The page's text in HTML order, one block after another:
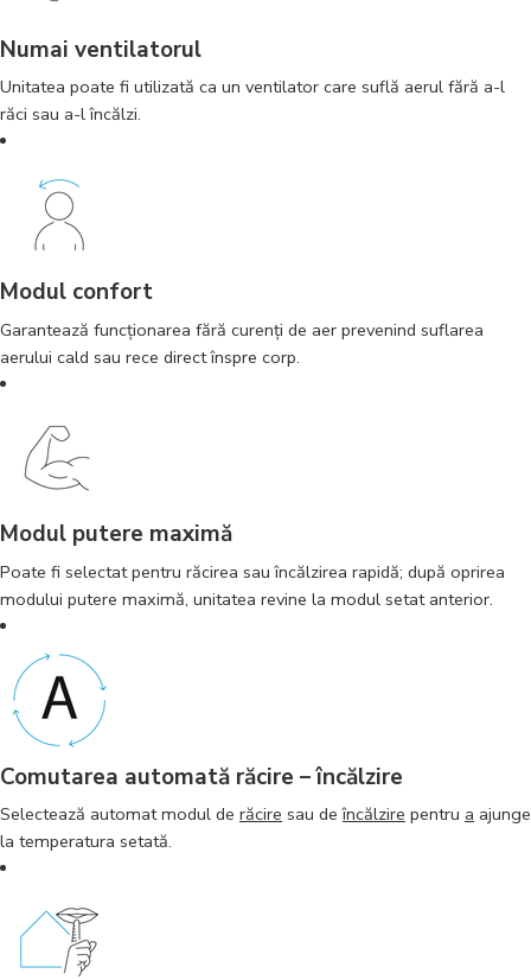
Numai ventilatorul
Unitatea poate fi utilizată ca un ventilator care suflă aerul fără a-l
răci sau a-l încălzi.
Modul confort
Garantează funcţionarea fără curenţi de aer prevenind suflarea
aerului cald sau rece direct înspre corp.
Modul putere maximă
Poate fi selectat pentru răcirea sau încălzirea rapidă; după oprirea
modului putere maximă, unitatea revine la modul setat anterior.
Comutarea automată răcire – încălzire
Selectează automat modul de răcire sau deîncălzire pentru a ajunge
la temperatura setată.